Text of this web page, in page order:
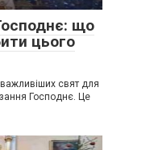
що
цього
свят для
Господнє. Це